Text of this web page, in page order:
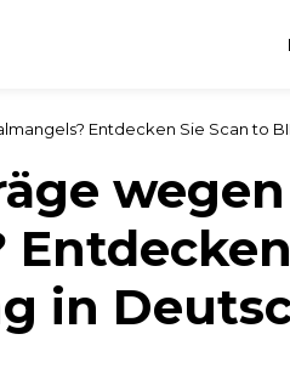
Entdecken Sie Scan to
wegen
in